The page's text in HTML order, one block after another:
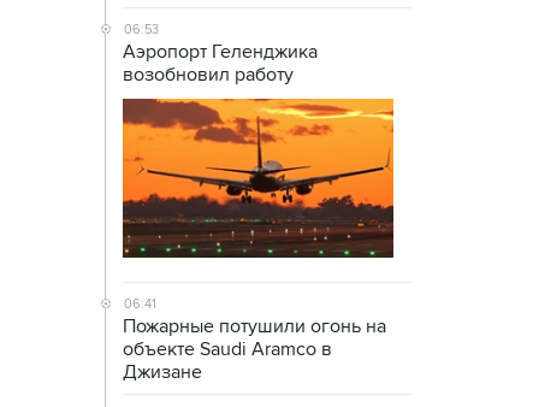
06:53
Аэропорт Геленджика
возобновил работу
06:41
Пожарные потушили огонь на
объекте Saudi Aramco в
Джизане